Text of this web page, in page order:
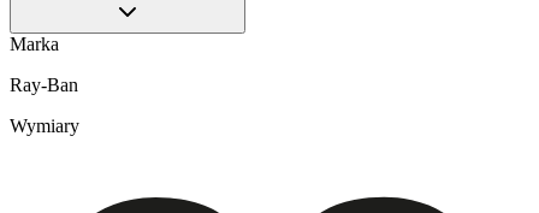
Marka
Ray-Ban
Wymiary